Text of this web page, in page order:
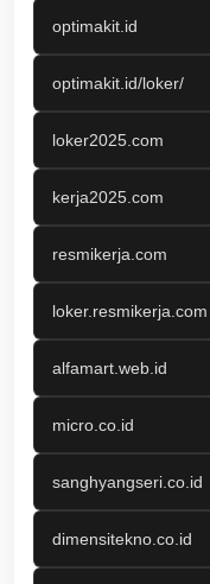
optimakit.id
optimakit.id/loker/
loker2025.com
kerja2025.com
resmikerja.com
loker.resmikerja.com
alfamart.web.id
micro.co.id
sanghyangseri.co.id
dimensitekno.co.id